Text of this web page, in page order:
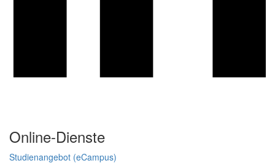
Online-Dienste
Studienangebot (eCampus)